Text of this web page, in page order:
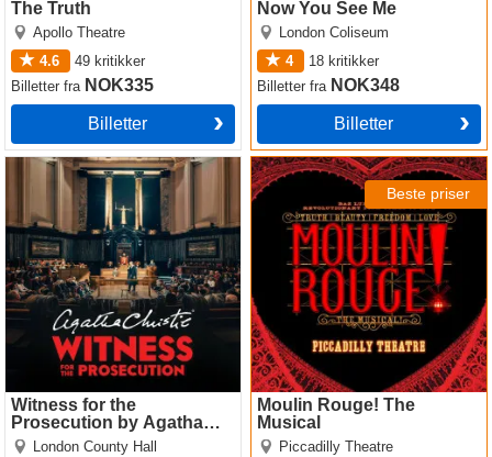
The Truth
Apollo Theatre
4.6
49 kritikker
Billetterfra NOK335
Billetter
Now You See Me
London Coliseum
4
18 kritikker
Billetterfra NOK348
Billetter
Witness for the
Prosecution by Agatha
Christie
London County Hall
Witness for the Prosecution
by Agatha Christie
Beste priser
Moulin Rouge! The
Musical
Piccadilly Theatre
Moulin Rouge! The Musical